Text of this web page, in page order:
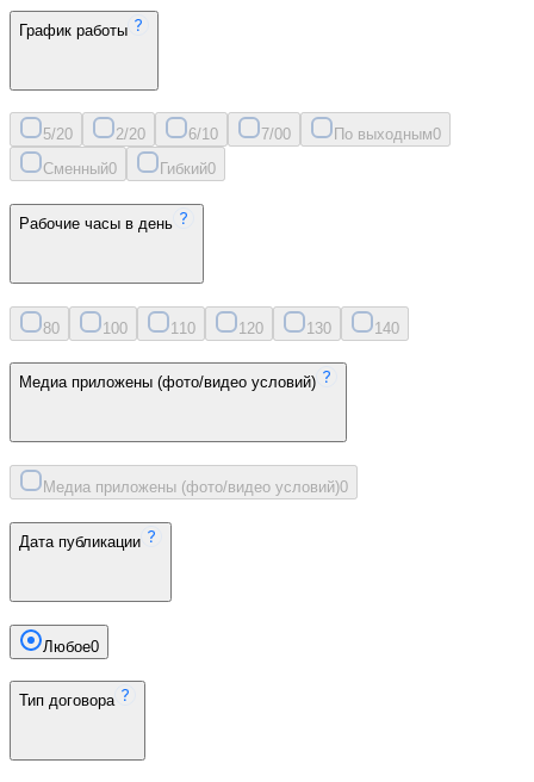
График работы
5/20 2/20 6/10 7/00 По выходным0
Сменный0 Гибкий0
Рабочие часы в день
80 100 11 0 120 130 140
Медиа приложены (фото/видео условий)
Медиа приложены (фото/видео условий)0
Дата публикации
Любое0
Тип договора